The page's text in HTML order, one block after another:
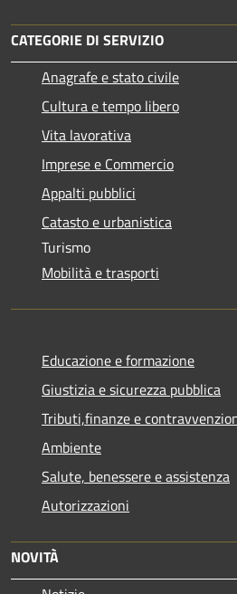
CATEGORIE DI SERVIZIO
Anagrafe e stato civile
Cultura e tempo libero
Vita lavorativa
Imprese e Commercio
Appalti pubblici
Catasto e urbanistica
Turismo
Mobilità e trasporti
Educazione e formazione
Giustizia e sicurezza pubblica
Tributi,finanze e
Ambiente
Salute, benessere e assistenza
Autorizzazioni
NOVITÀ